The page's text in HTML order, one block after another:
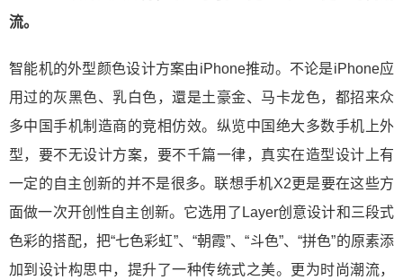
流。
智能机的外型颜色设计方案由iPhone推动。不论是iPhone应
用过的灰黑色、乳白色，還是土豪金、马卡龙色，都招来众
多中国手机制造商的竞相仿效。纵览中国绝大多数手机上外
型，要不无设计方案，要不千篇一律，真实在造型设计上有
一定的自主创新的并不是很多。联想手机X2更是要在这些方
面做一次开创性自主创新。它选用了Layer创意设计和三段式
色彩的搭配，把“七色彩虹”、“朝霞”、“斗色”、“拼色”的原素添
加到设计构思中，提升了一种传统式之美。更为时尚潮流，